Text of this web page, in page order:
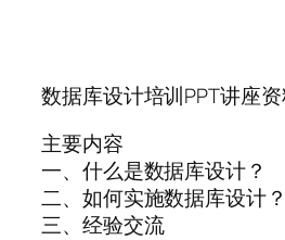
数据库设计培训PPT讲座
主要内容
一、什么是数据库设计？
二、如何实施数据库设计？
三、经验交流